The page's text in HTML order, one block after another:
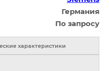
Германия
По запросу
характеристики